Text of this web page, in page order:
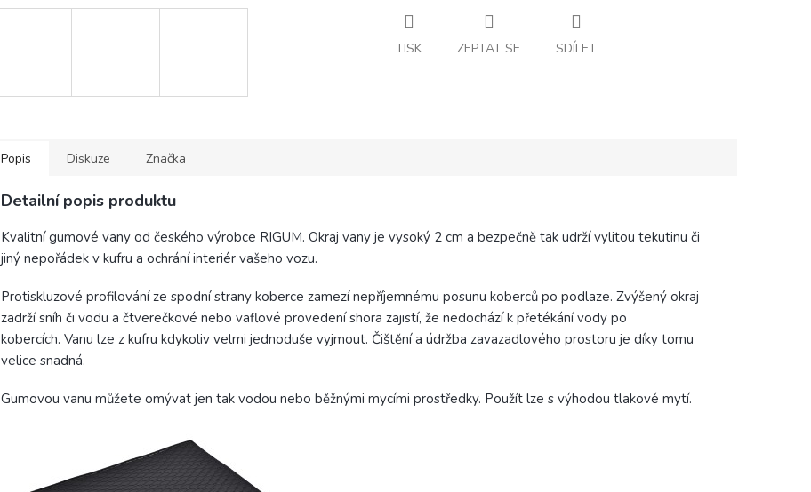
TISK ZEPTAT SE SDÍLET
Popis Diskuze Značka
Detailní popis produktu
Kvalitní gumové vany od českého výrobce RIGUM. Okraj vany je vysoký 2 cm a bezpečně tak udrží vylitou tekutinu či
jiný nepořádek v kufru a ochrání interiér vašeho vozu.
Protiskluzové profilování ze spodní strany koberce zamezí nepříjemnému posunu koberců po podlaze. Zvýšený okraj
zadrží sníh či vodu a čtverečkové nebo vaflové provedení shora zajistí, že nedochází k přetékání vody po
kobercích. Vanu lze z kufru kdykoliv velmi jednoduše vyjmout. Čištění a údržba zavazadlového prostoru je díky tomu
velice snadná.
Gumovou vanu můžete omývat jen tak vodou nebo běžnými mycími prostředky. Použít lze s výhodou tlakové mytí.